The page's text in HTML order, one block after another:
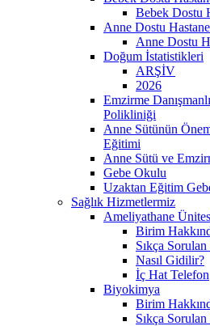
Bebek Dostu
Anne Dostu Hastane
Anne Dostu
Doğum İstatistikleri
ARŞİV
2026
Emzirme
Polikliniği
Anne Sütünün
Eğitimi
Anne Sütü ve
Gebe Okulu
Uzaktan Eğitim
Sağlık Hizmetlermiz
Ameliyathane
Birim
Sıkça
Nasıl Gidilir?
İç Hat Telefon
Biyokimya
Birim
Sıkça